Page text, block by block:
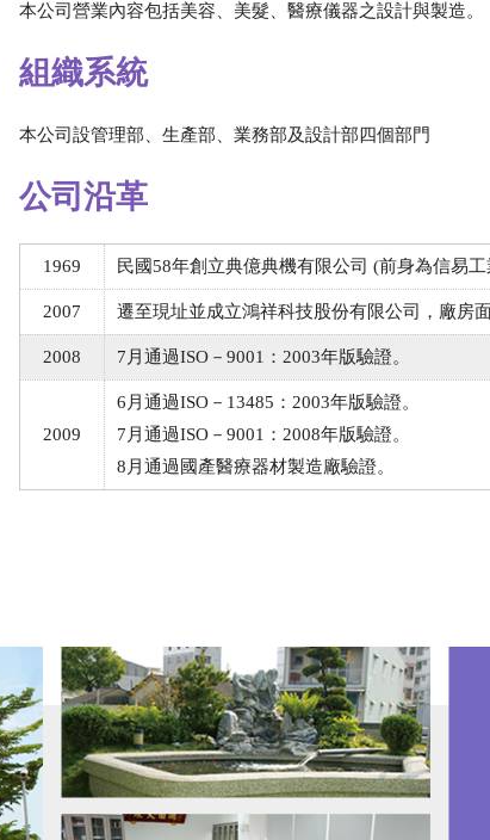
本公司營業內容包括美容、美髮、醫療儀器之設計與製造。
組織系統
本公司設管理部、生產部、業務部及設計部四個部門
公司沿革
1969 民國58年創立典億典機有限公司 (前身為信易工
2007 遷至現址並成立鴻祥科技股份有限公司，廠房面
2008 7月通過ISO－9001：2003年版驗證。
2009
6月通過ISO－13485：2003年版驗證。
7月通過ISO－9001：2008年版驗證。
8月通過國產醫療器材製造廠驗證。